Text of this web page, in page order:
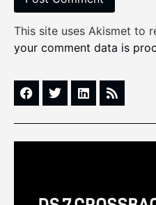
This site uses Akismet to
your comment data is